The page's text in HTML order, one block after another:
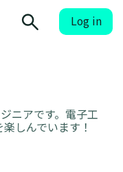
Log in
ニアです。電子工
しんでいます！